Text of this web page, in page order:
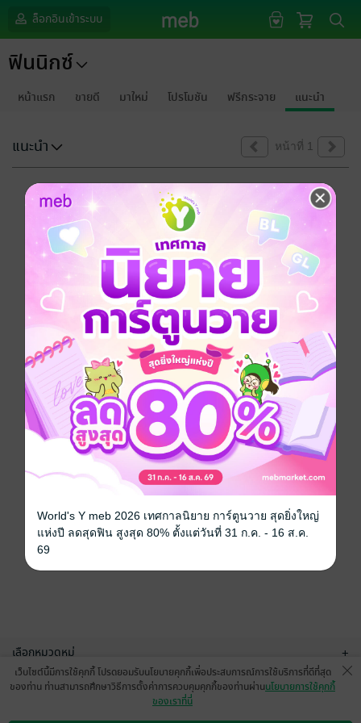
ล็อกอินเข้าระบบ
ฟินนิกซ์
หน้าแรก ขายดี มาใหม่ โปรโมชัน ฟรีกระจาย แนะนำ
แนะนำ หน้าที่ 1
ขออภัยด้วยนะคะ
ไม่พบข้อมูลในหัวข้อที่คุณกำลังชมค่ะ
เลือกหมวดหมู่ +
บริการช่วยเหลือ
เว็บไซต์นี้มีการใช้คุกกี้ โปรดยอมรับนโยบายคุกกี้เพื่อประสบการณ์การใช้บริการที่ดีที่สุด
ของท่าน ท่านสามารถศึกษาวิธีการตั้งค่าการควบคุมคุกกี้ของท่านผ่านนโยบายการใช้คุกกี้
ของเราที่นี่
World's Y meb 2026 เทศกาลนิยาย การ์ตูนวาย สุดยิ่งใหญ่
แห่งปี ลดสุดฟิน สูงสุด 80% ตั้งแต่วันที่ 31 ก.ค. - 16 ส.ค.
69